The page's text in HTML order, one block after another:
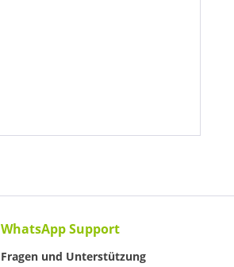
WhatsApp Support
Fragen und Unterstützung